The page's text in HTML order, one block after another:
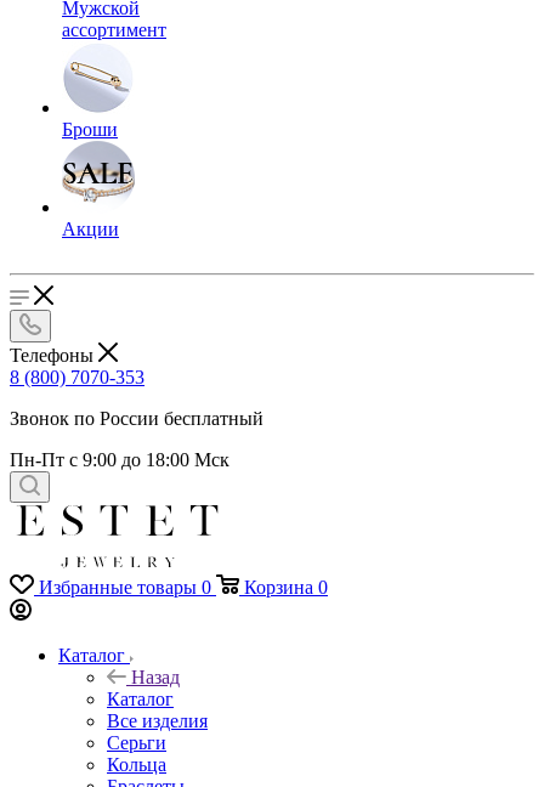
Мужской
ассортимент
Броши
Акции
Телефоны
8 (800) 7070-353
Звонок по России бесплатный
Пн-Пт с 9:00 до 18:00 Мск
Избранные товары 0 Корзина 0
Каталог
Назад
Каталог
Все изделия
Серьги
Кольца